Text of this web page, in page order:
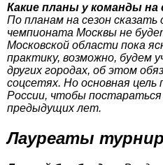
Какие планы у команды на
По планам на сезон сказать
чемпионата Москвы не
Московской области пока
практику, возможно, будем
других городах, об этом
соцсетях. Но основная цель
России, чтобы
предыдущих лет.
Лауреаты